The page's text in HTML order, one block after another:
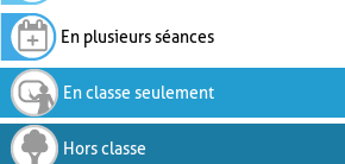
En plusieurs séances
En classe seulement
Hors classe